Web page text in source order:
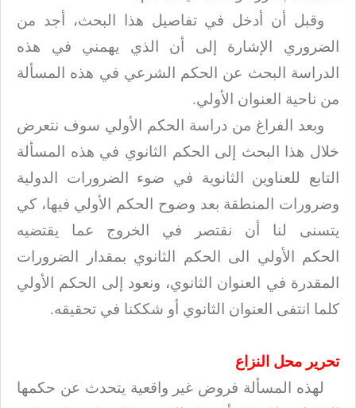
وقبل أن أدخل في تفاصيل هذا البحث، أجد من
الضروري الإشارة إلى أن الذي يهمني في
هذه
الدراسة البحث عن الحكم الشرعي في هذه المسألة
من ناحية العنوان الأولي.
وبعد الفراغ من دراسة الحكم الأولي سوف نتعرض
خلال هذا البحث إلى الحكم الثانوي في هذه المسألة
التابع للعناوين الثانوية في ضوء الضرورات الدولية
وضرورات المنطقة بعد وضوح الحكم الأولي فيها، كي
يتسنى لنا أن نقتصر في الخروج عما يقتضيه
الحكم الأولي الى الحكم الثانوي بمقدار الضرورات
المقدرة في العنوان الثانوي، ونعود إلى الحكم الأولي
كلما انتفى العنوان الثانوي أو شككنا في تحقيقه.
تحرير محل النزاع
لهذه المسألة فروض غير واقعية يتحدث عن حكمها